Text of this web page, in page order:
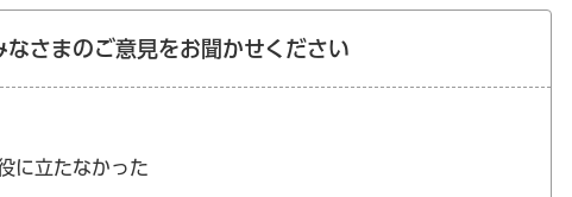
さまのご意見をお聞かせください
に立たなかった